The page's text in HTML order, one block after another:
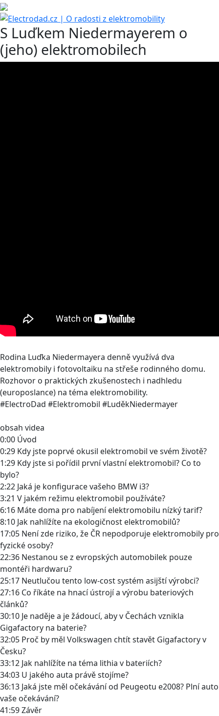
S Luďkem Niedermayerem o
(jeho) elektromobilech
Rodina Luďka Niedermayera denně využívá dva
elektromobily i fotovoltaiku na střeše rodinného domu.
Rozhovor o praktických zkušenostech i nadhledu
(europoslance) na téma elektromobility.
#ElectroDad #Elektromobil #LuděkNiedermayer
obsah videa
0:00 Úvod
0:29 Kdy jste poprvé okusil elektromobil ve svém životě?
1:29 Kdy jste si pořídil první vlastní elektromobil? Co to
bylo?
2:22 Jaká je konfigurace vašeho BMW i3?
3:21 V jakém režimu elektromobil používáte?
6:16 Máte doma pro nabíjení elektromobilu nízký tarif?
8:10 Jak nahlížíte na ekologičnost elektromobilů?
17:05 Není zde riziko, že ČR nepodporuje elektromobily pro
fyzické osoby?
22:36 Nestanou se z evropských automobilek pouze
montéři hardwaru?
25:17 Neutlučou tento low-cost systém asijští výrobci?
27:16 Co říkáte na hnací ústrojí a výrobu bateriových
článků?
30:10 Je naděje a je žádoucí, aby v Čechách vznikla
Gigafactory na baterie?
32:05 Proč by měl Volkswagen chtít stavět Gigafactory v
Česku?
33:12 Jak nahlížíte na téma lithia v bateriích?
34:03 U jakého auta právě stojíme?
36:13 Jaká jste měl očekávání od Peugeotu e2008? Plní auto
vaše očekávání?
41:59 Závěr